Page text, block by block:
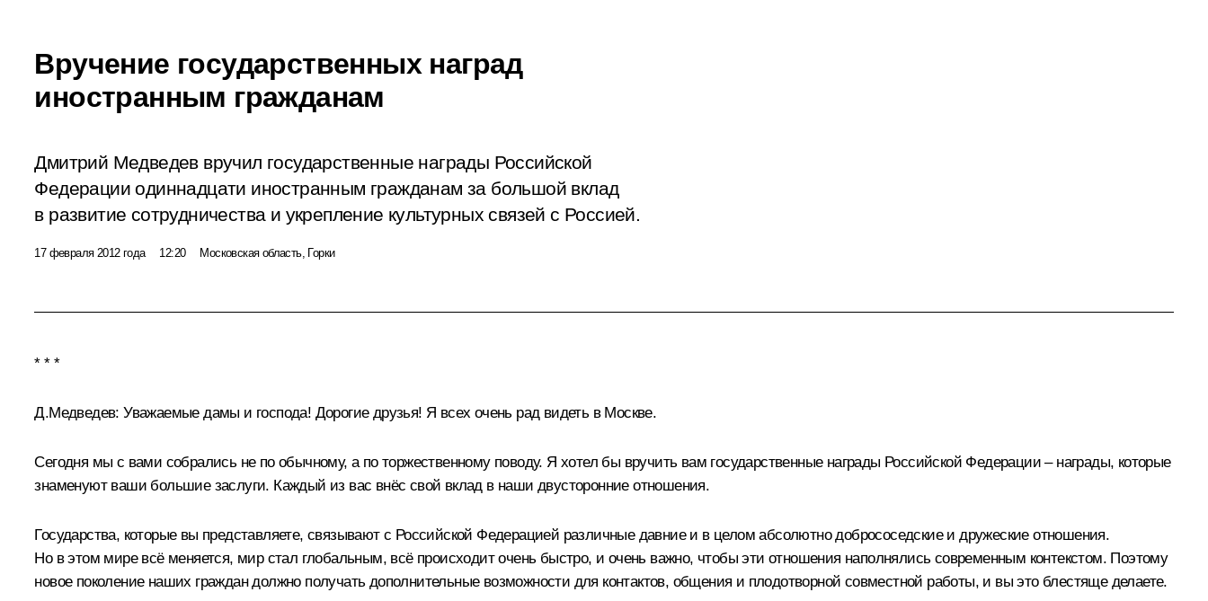
Вручение государственных наград
иностранным гражданам
Дмитрий Медведев вручил государственные награды Российской
Федерации одиннадцати иностранным гражданам за большой вклад
в развитие сотрудничества и укрепление культурных связей с Россией.
17 февраля 2012 года 12:20 Московская область, Горки
* * *
Д.Медведев:Уважаемые дамы и господа! Дорогие друзья! Я всех очень рад видеть в Москве.
Сегодня мы с вами собрались не по обычному, а по торжественному поводу. Я хотел бы вручить вам государственные награды Российской Федерации – награды, которые
знаменуют ваши большие заслуги. Каждый из вас внёс свой вклад в наши двусторонние отношения.
Государства, которые вы представляете, связывают с Российской Федерацией различные давние и в целом абсолютно добрососедские и дружеские отношения.
Но в этом мире всё меняется, мир стал глобальным, всё происходит очень быстро, и очень важно, чтобы эти отношения наполнялись современным контекстом. Поэтому
новое поколение наших граждан должно получать дополнительные возможности для контактов, общения и плодотворной совместной работы, и вы это блестяще делаете.